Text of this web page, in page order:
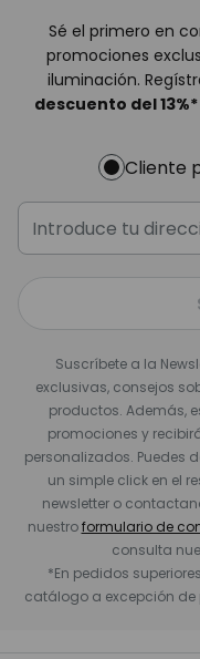
Sé el primero en
promociones
iluminación.
descuento del13%*
Cliente
Suscríbete a la
exclusivas, consejos
productos. Además,
promociones y
personalizados. Puedes
un simple click en el
newsletter o
nuestroformulario de
consulta
*En pedidos
catálogo a excepción de